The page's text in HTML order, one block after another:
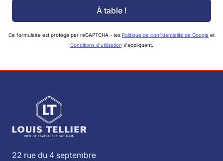
À table !
Ce formulaire est protégé par reCAPTCHA - les Politique de confidentialité de Google et
Conditions d'utilisation s'appliquent.
22 rue du 4 septembre